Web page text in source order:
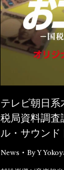
テレビ朝日
税局資料調査
ル・サウンド
News ByY